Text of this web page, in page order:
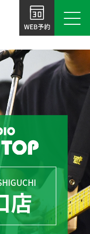
BOT-IKEBUKURO
袋西口店
こちら
店